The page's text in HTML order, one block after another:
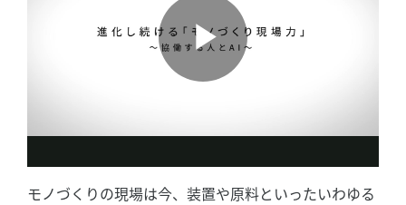
モノづくりの現場は今、装置や原料といったいわゆる